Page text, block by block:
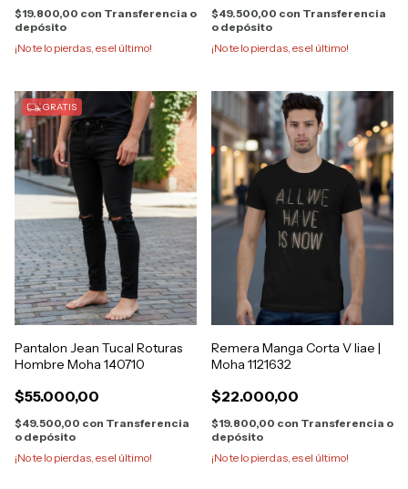
$19.800,00 con Transferencia o
depósito
¡No te lo pierdas, es el último!
$49.500,00 con Transferencia
o depósito
¡No te lo pierdas, es el último!
GRATIS
Pantalon Jean Tucal Roturas
Hombre Moha 140710
$55.000,00
$49.500,00 con Transferencia
o depósito
¡No te lo pierdas, es el último!
Remera Manga Corta V Iiae |
Moha 1121632
$22.000,00
$19.800,00 con Transferencia o
depósito
¡No te lo pierdas, es el último!